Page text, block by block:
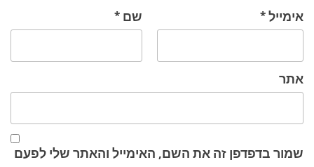
שם * אימייל*
אתר
שמור בדפדפן זה את השם, האימייל והאתר שלי לפעם